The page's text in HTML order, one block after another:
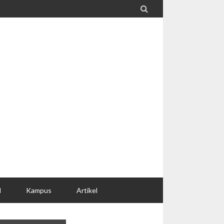

Kampus Artikel